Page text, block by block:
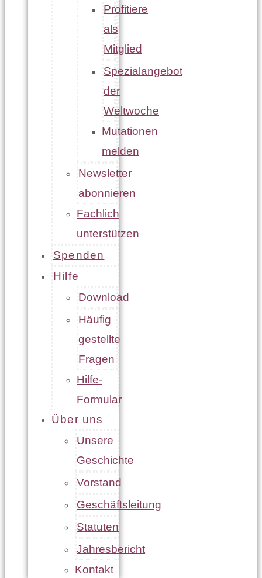
Profitiere
als
Mitglied
Spezialangebot
der
Weltwoche
Mutationen
melden
Newsletter
abonnieren
Fachlich
unterstützen
Spenden
Hilfe
Download
Häufig
gestellte
Fragen
Hilfe-
Formular
Über uns
Unsere
Geschichte
Vorstand
Geschäftsleitung
Statuten
Jahresbericht
Kontakt